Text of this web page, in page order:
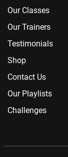
Our Classes
Our Trainers
Testimonials
Shop
Contact Us
Our Playlists
Challenges